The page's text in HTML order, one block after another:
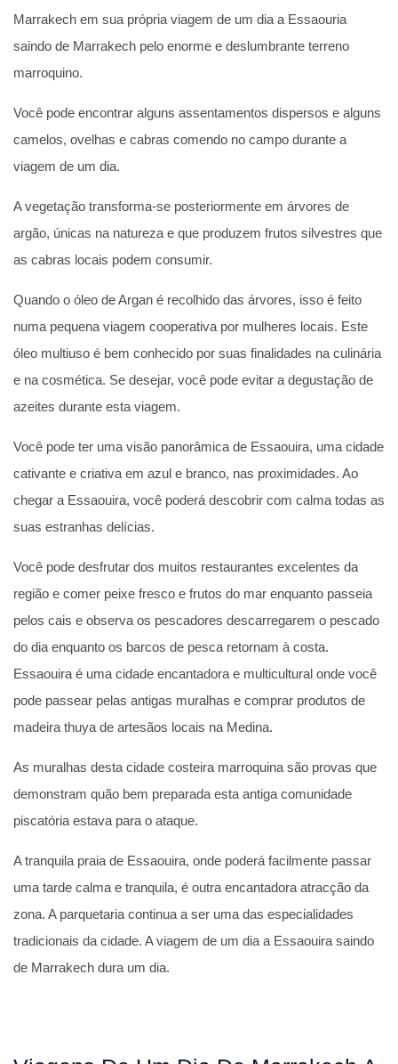
Marrakech em sua própria viagem de um dia a Essaouria
saindo de Marrakech pelo enorme e deslumbrante terreno
marroquino.
Você pode encontrar alguns assentamentos dispersos e alguns
camelos, ovelhas e cabras comendo no campo durante a
viagem de um dia.
A vegetação transforma-se posteriormente em árvores de
argão, únicas na natureza e que produzem frutos silvestres que
as cabras locais podem consumir.
Quando o óleo de Argan é recolhido das árvores, isso é feito
numa pequena viagem cooperativa por mulheres locais. Este
óleo multiuso é bem conhecido por suas finalidades na culinária
e na cosmética. Se desejar, você pode evitar a degustação de
azeites durante esta viagem.
Você pode ter uma visão panorâmica de Essaouira, uma cidade
cativante e criativa em azul e branco, nas proximidades. Ao
chegar a Essaouira, você poderá descobrir com calma todas as
suas estranhas delícias.
Você pode desfrutar dos muitos restaurantes excelentes da
região e comer peixe fresco e frutos do mar enquanto passeia
pelos cais e observa os pescadores descarregarem o pescado
do dia enquanto os barcos de pesca retornam à costa.
Essaouira é uma cidade encantadora e multicultural onde você
pode passear pelas antigas muralhas e comprar produtos de
madeira thuya de artesãos locais na Medina.
As muralhas desta cidade costeira marroquina são provas que
demonstram quão bem preparada esta antiga comunidade
piscatória estava para o ataque.
A tranquila praia de Essaouira, onde poderá facilmente passar
uma tarde calma e tranquila, é outra encantadora atracção da
zona. A parquetaria continua a ser uma das especialidades
tradicionais da cidade. A viagem de um dia a Essaouira saindo
de Marrakech dura um dia.